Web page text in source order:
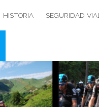
HISTORIA SEGURIDAD VIAL